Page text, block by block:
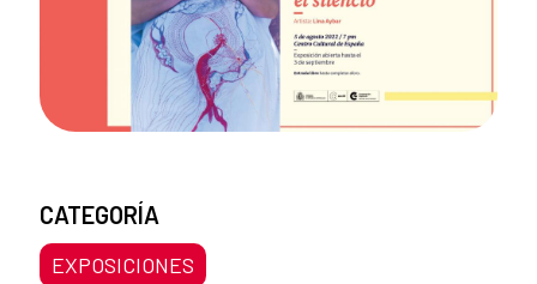
CATEGORÍA
EXPOSICIONES